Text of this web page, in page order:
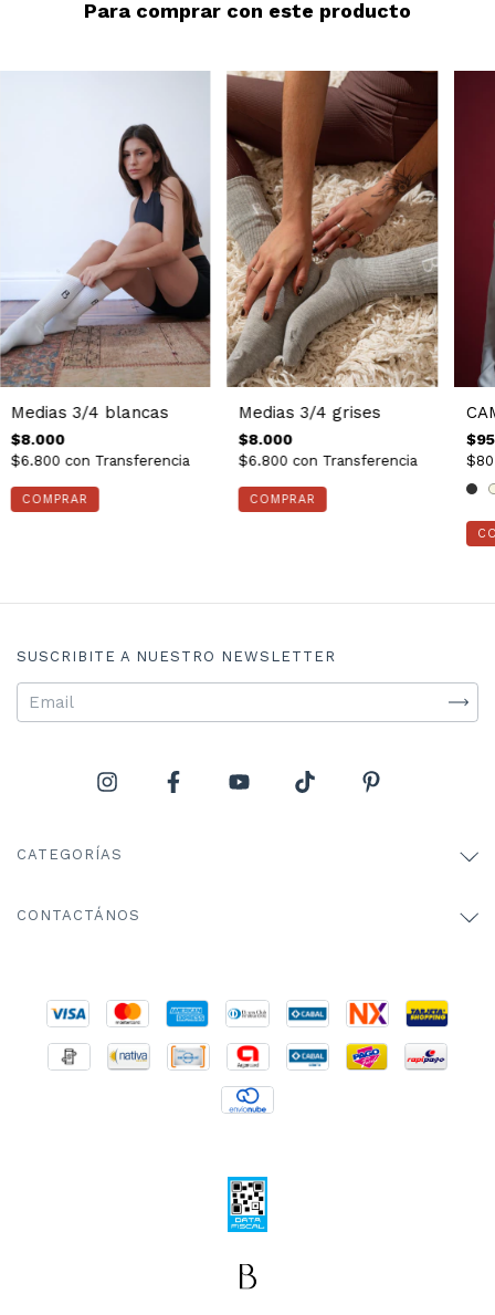
Para comprar con este producto
Medias 3/4 blancas
$8.000
$6.800 con Transferencia
COMPRAR
Medias 3/4 grises
$8.000
$6.800 con Transferencia
SUSCRIBITE A NUESTRO NEWSLETTER
CATEGORÍAS
CONTACTÁNOS